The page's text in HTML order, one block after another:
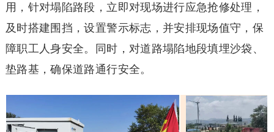
用，针对塌陷路段，立即对现场进行应急抢修处理，
及时搭建围挡，设置警示标志，并安排现场值守，保
障职工人身安全。同时，对道路塌陷地段填埋沙袋、
垫路基，确保道路通行安全。